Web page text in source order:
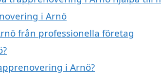
i Arnö
från professionella företag
i Arnö?